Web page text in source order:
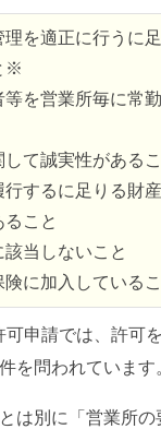
理を適正に行うに
※
を営業所毎に常
て誠実性がある
するに足りる財
こと
当しないこと
に加入している
可申請では、許可
を問われています
は別に「営業所の